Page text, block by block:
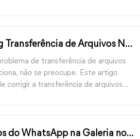
Transferência de Arquivos Não
Conectado ao PC
de transferência de arquivos
não se preocupe. Este artigo
corrigir a transferência de arquivos
do WhatsApp na Galeria no